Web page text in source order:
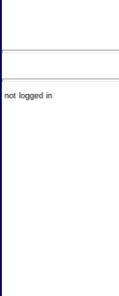
not logged in